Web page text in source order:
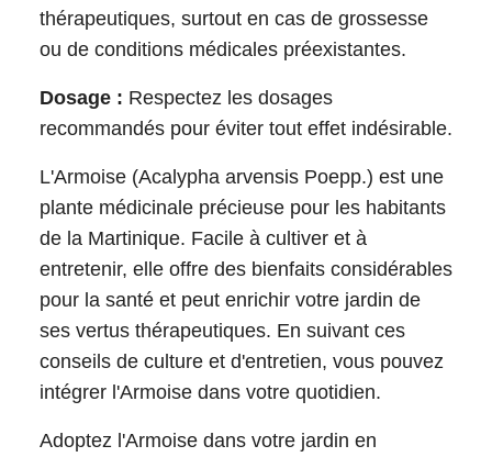
thérapeutiques, surtout en cas de grossesse
ou de conditions médicales préexistantes.
Dosage : Respectez les dosages
recommandés pour éviter tout effet indésirable.
L'Armoise (Acalypha arvensis Poepp.) est une
plante médicinale précieuse pour les habitants
de la Martinique. Facile à cultiver et à
entretenir, elle offre des bienfaits considérables
pour la santé et peut enrichir votre jardin de
ses vertus thérapeutiques. En suivant ces
conseils de culture et d'entretien, vous pouvez
intégrer l'Armoise dans votre quotidien.
Adoptez l'Armoise dans votre jardin en